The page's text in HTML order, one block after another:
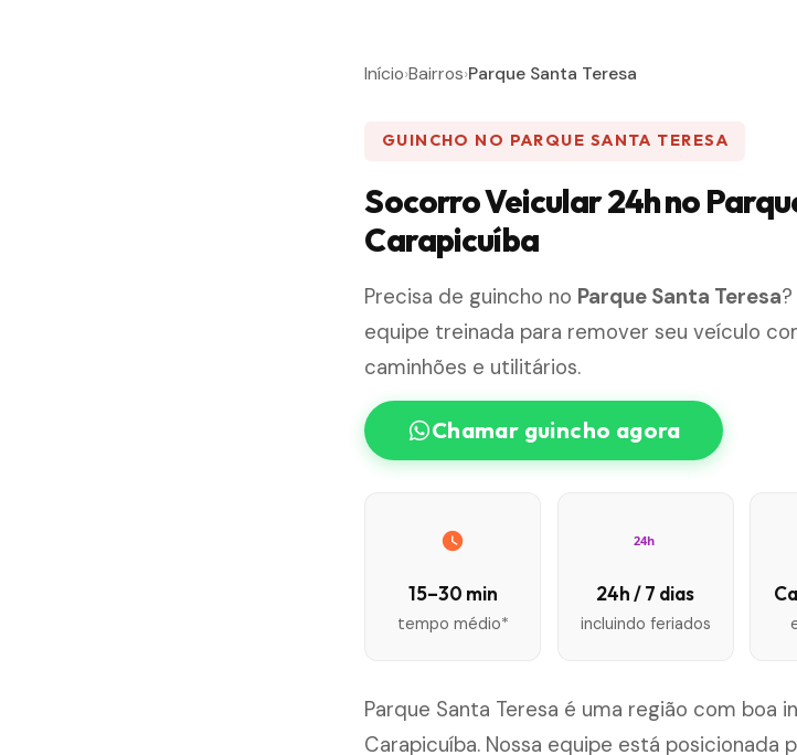
Início›Bairros›Parque Santa Teresa
GUINCHO NO PARQUE SANTA TERESA
Socorro Veicular 24h no
Carapicuíba
Precisa de guincho no Parque Santa Teresa
equipe treinada para remover seu veículo
caminhões e utilitários.
Chamar guincho agora
15–30 min
tempo médio*
24h
24h / 7 dias
incluindo feriados
Parque Santa Teresa é uma região com boa
Carapicuíba. Nossa equipe está